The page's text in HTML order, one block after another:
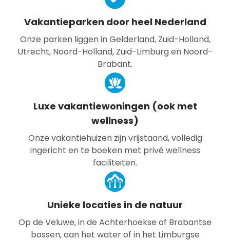
Vakantieparken door heel Nederland
Onze parken liggen in Gelderland, Zuid-Holland,
Utrecht, Noord-Holland, Zuid-Limburg en Noord-
Brabant.
Luxe vakantiewoningen (ook met
wellness)
Onze vakantiehuizen zijn vrijstaand, volledig
ingericht en te boeken met privé wellness
faciliteiten.
Unieke locaties in de natuur
Op de Veluwe, in de Achterhoekse of Brabantse
bossen, aan het water of in het Limburgse